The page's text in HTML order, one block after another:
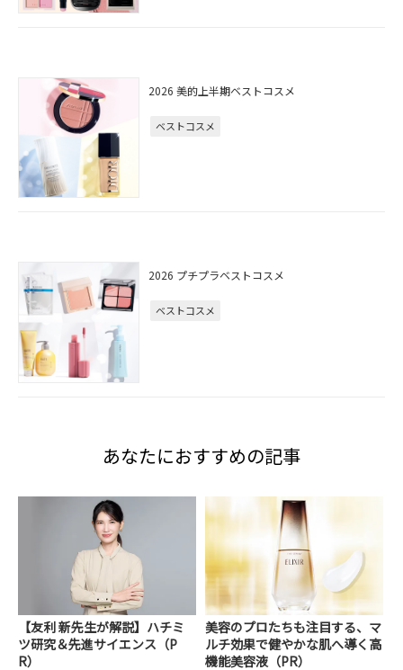
2026 美的上半期ベストコスメ
ベストコスメ
2026 プチプラベストコスメ
ベストコスメ
あなたにおすすめの記事
【友利 新先生が解説】ハチミ
ツ研究＆先進サイエンス（P
R）
美容のプロたちも注目する、マ
ルチ効果で健やかな肌へ導く高
機能美容液（PR）